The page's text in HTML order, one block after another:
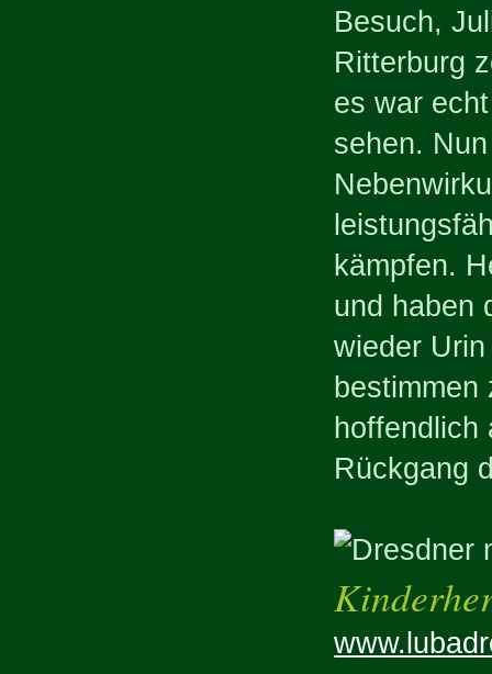
Besuch,
Ritterburg
es war
sehen.
kämpfen.
und haben
wieder
bestimmen
hoffendlich
Rückgang